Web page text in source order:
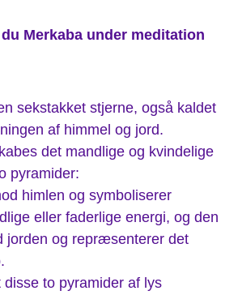
Merkaba under meditation
sekstakket stjerne, også kaldet
af himmel og jord.
det mandlige og kvindelige
pyramider:
himlen og symboliserer
eller faderlige energi, og den
jorden og repræsenterer det
disse to pyramider af lys